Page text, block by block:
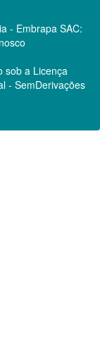
- Embrapa SAC:
sob a Licença
- SemDerivações